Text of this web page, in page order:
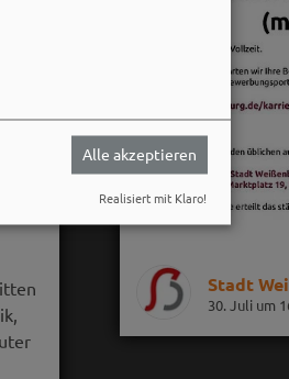
Stadt
30. Juli um
Alle akzeptieren
Realisiert mit Klaro!